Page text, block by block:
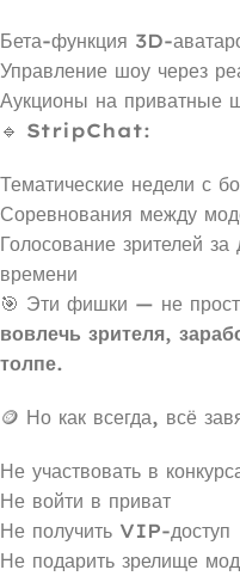
Бета-функция 3D-
Управление шоу через
Аукционы на приватные
🔹 StripChat:
Тематические недели с
Соревнования между
Голосование зрителей
времени
🎯 Эти фишки — не
вовлечь зрителя,
толпе.
🪙 Но как всегда, всё
Не участвовать в
Не войти в приват
Не получить VIP-доступ
Не подарить зрелище